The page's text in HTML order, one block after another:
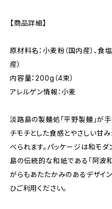
【商品詳細】
原材料名：小麦粉（国内産）、食
産）
内容量：200g（4束）
アレルゲン情報：小麦
淡路島の製麺処「平野製麺」が
チモチとした食感とやさしい甘
べられます。パッケージは和モ
島の伝統的な和紙である「阿波
がらもあたたかみのあるデザイ
ひご利用ください。